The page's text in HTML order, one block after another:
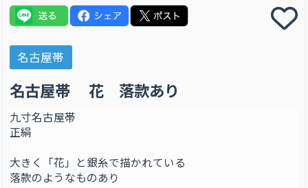
名古屋帯
名古屋帯 花 落款あり
九寸名古屋帯
正絹
大きく「花」と銀糸で描かれている
落款のようなものあり